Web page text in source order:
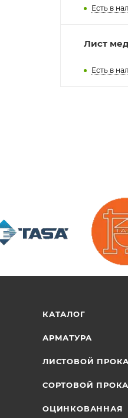
Есть в
Лист
Есть в
КАТАЛОГ
АРМАТУРА
ЛИСТОВОЙ
СОРТОВОЙ
ОЦИНКОВАННАЯ